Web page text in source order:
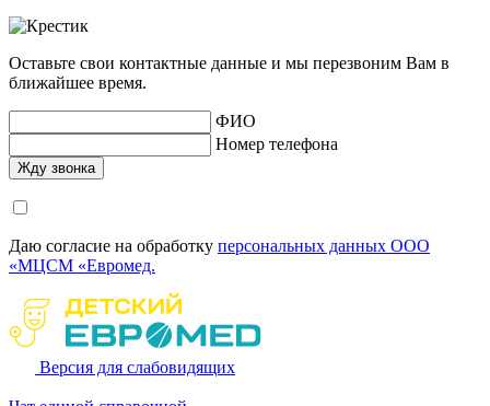
Оставьте свои контактные данные и мы перезвоним Вам в
ближайшее время.
ФИО
Номер телефона
Даю согласие на обработку персональных данных ООО
«МЦСМ «Евромед.
Версия для слабовидящих